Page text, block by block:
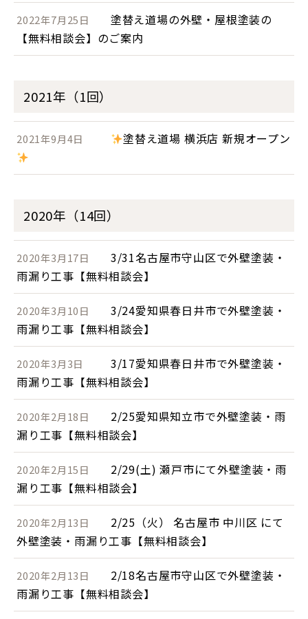
2022年7月25日
塗替え道場の外壁・屋根塗装の
【無料相談会】のご案内
2021年（1回）
2021年9月4日 塗替え道場 横浜店 新規オープン
2020年（14回）
2020年3月17日
3/31名古屋市守山区で外壁塗装・
雨漏り工事【無料相談会】
2020年3月10日
3/24愛知県春日井市で外壁塗装・
雨漏り工事【無料相談会】
2020年3月3日
3/17愛知県春日井市で外壁塗装・
雨漏り工事【無料相談会】
2020年2月18日
2/25愛知県知立市で外壁塗装・雨
漏り工事【無料相談会】
2020年2月15日
2/29(土) 瀬戸市にて外壁塗装・雨
漏り工事【無料相談会】
2020年2月13日
2/25（火） 名古屋市 中川区 にて
外壁塗装・雨漏り工事【無料相談会】
2020年2月13日
2/18名古屋市守山区で外壁塗装・
雨漏り工事【無料相談会】